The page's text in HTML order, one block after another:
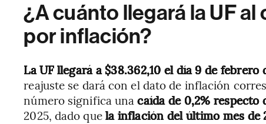
¿A cuánto llegará la UF
por inflación?
La UF llegará a $38.362,10 el día 9 de febrero
reajuste se dará con el dato de inflación
número significa unacaída de 0,2%
2025, dado quela inflación del último mes de